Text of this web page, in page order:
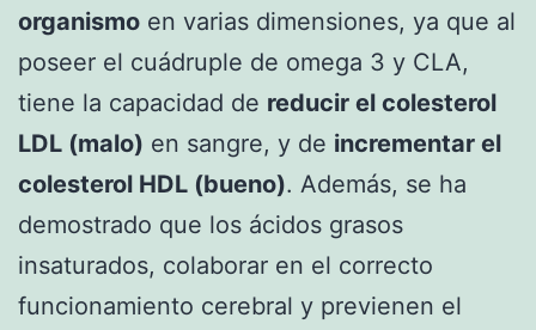
organismo en varias dimensiones, ya que al
poseer el cuádruple de omega 3 y CLA,
tiene la capacidad de reducir el colesterol
LDL (malo) en sangre, y de incrementar el
colesterol HDL (bueno). Además, se ha
demostrado que los ácidos grasos
insaturados, colaborar en el correcto
funcionamiento cerebral y previenen el